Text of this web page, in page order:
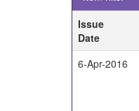
Issue
Date
6-Apr-2016